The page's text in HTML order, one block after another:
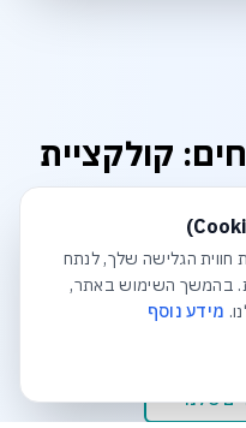
קולקציית
לכם ביצועים, אמינות
שלנו להתאמה אישית.
שלנו
יש ללחוץ על כפתור
חווית הגלישה שלך, לנתח
בהמשך השימוש באתר,
מידע נוסף